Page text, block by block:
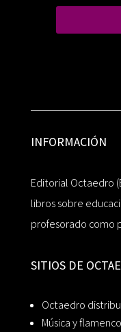
INFORMACIÓN
Editorial Octaedro
libros sobre
profesorado como
SITIOS DE
Octaedro
Música y flamenco